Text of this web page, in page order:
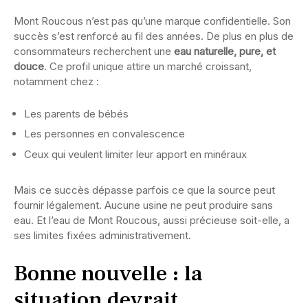
Mont Roucous n’est pas qu’une marque confidentielle. Son
succès s’est renforcé au fil des années. De plus en plus de
consommateurs recherchent une eau naturelle, pure, et
douce. Ce profil unique attire un marché croissant,
notamment chez :
Les parents de bébés
Les personnes en convalescence
Ceux qui veulent limiter leur apport en minéraux
Mais ce succès dépasse parfois ce que la source peut
fournir légalement. Aucune usine ne peut produire sans
eau. Et l’eau de Mont Roucous, aussi précieuse soit-elle, a
ses limites fixées administrativement.
Bonne nouvelle : la